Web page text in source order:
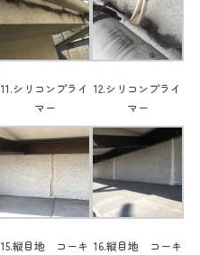
11.シリコンプライ
マー
12.シリコンプライ
マー
15.縦目地 コーキ 16.縦目地 コーキ